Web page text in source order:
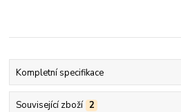
Kompletní specifikace
Související zboží 2